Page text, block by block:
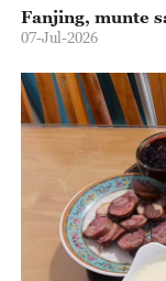
Fanjing, munte
07-Jul-2026